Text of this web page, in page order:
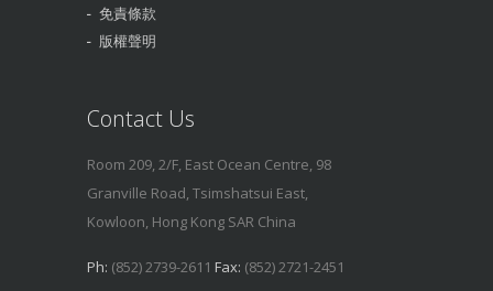
免責條款
版權聲明
Contact Us
Room 209, 2/F, East Ocean Centre, 98
Granville Road, Tsimshatsui East,
Kowloon, Hong Kong SAR China
Ph: (852) 2739-2611 Fax: (852) 2721-2451